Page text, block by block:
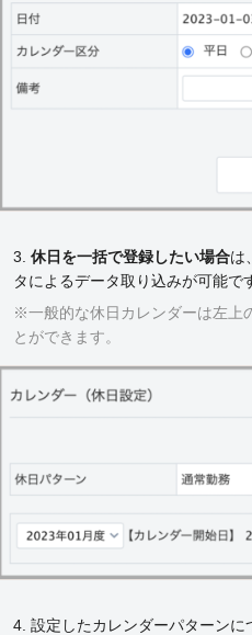
3. 休日を一括で登録したい場合は
タによるデータ取り込みが可能で
※一般的な休日カレンダーは左上
とができます。
4. 設定したカレンダーパターンに